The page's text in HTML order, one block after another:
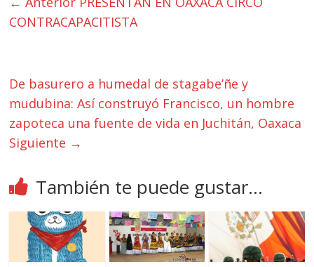
CONTRACAPACITISTA
De basurero a humedal de stagabe’ñe y
mudubina: Así construyó Francisco, un hombre
zapoteca una fuente de vida en Juchitán, Oaxaca
Siguiente →
También te puede gustar...